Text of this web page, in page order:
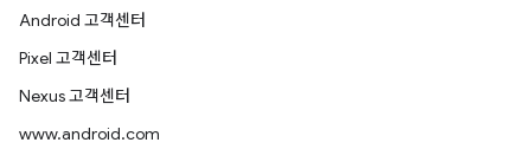
Android 고객센터
Pixel 고객센터
Nexus 고객센터
www.android.com